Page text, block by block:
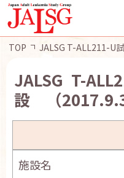
TOP JALSG T-ALL211-U
JALSG T-
設 （
施設名